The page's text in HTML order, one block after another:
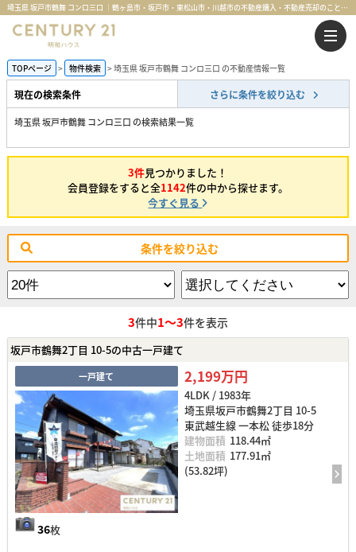
埼玉県 坂戸市鶴舞 コンロ三口 ｜鶴ヶ島市・坂戸市・東松山市・川越市の不動産購入・不動産売却のことならセンチュリー21明和ハウス
TOPページ 物件検索 埼玉県 坂戸市鶴舞 コンロ三口 の不動産情報一覧
現在の検索条件 さらに条件を絞り込む
埼玉県 坂戸市鶴舞 コンロ三口 の検索結果一覧
3件見つかりました！
会員登録をすると全1142件の中から探せます。
今すぐ見る
条件を絞り込む
3件中1～3件を表示
坂戸市鶴舞2丁目 10-5の中古一戸建て
一戸建て
36枚
2,199万円
4LDK / 1983年
埼玉県坂戸市鶴舞2丁目 10-5
東武越生線 一本松 徒歩18分
建物面積 118.44㎡
土地面積 177.91㎡
(53.82坪)